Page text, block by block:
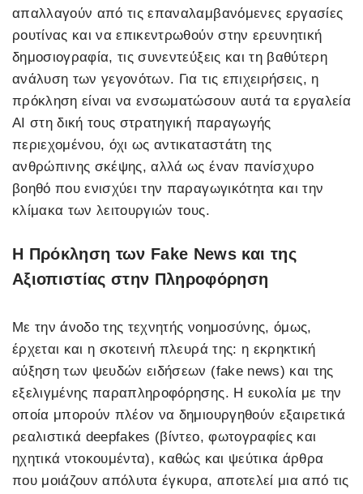
απαλλαγούν από τις επαναλαμβανόμενες εργασίες
ρουτίνας και να επικεντρωθούν στην ερευνητική
δημοσιογραφία, τις συνεντεύξεις και τη βαθύτερη
ανάλυση των γεγονότων. Για τις επιχειρήσεις, η
πρόκληση είναι να ενσωματώσουν αυτά τα εργαλεία
AI στη δική τους στρατηγική παραγωγής
περιεχομένου, όχι ως αντικαταστάτη της
ανθρώπινης σκέψης, αλλά ως έναν πανίσχυρο
βοηθό που ενισχύει την παραγωγικότητα και την
κλίμακα των λειτουργιών τους.
Η Πρόκληση των Fake News και της
Αξιοπιστίας στην Πληροφόρηση
Με την άνοδο της τεχνητής νοημοσύνης, όμως,
έρχεται και η σκοτεινή πλευρά της: η εκρηκτική
αύξηση των ψευδών ειδήσεων (fake news) και της
εξελιγμένης παραπληροφόρησης. Η ευκολία με την
οποία μπορούν πλέον να δημιουργηθούν εξαιρετικά
ρεαλιστικά deepfakes (βίντεο, φωτογραφίες και
ηχητικά ντοκουμέντα), καθώς και ψεύτικα άρθρα
που μοιάζουν απόλυτα έγκυρα, αποτελεί μια από τις